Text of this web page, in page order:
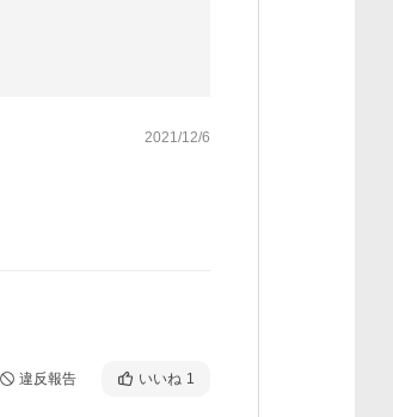
2021/12/6
違反報告 いいね 1